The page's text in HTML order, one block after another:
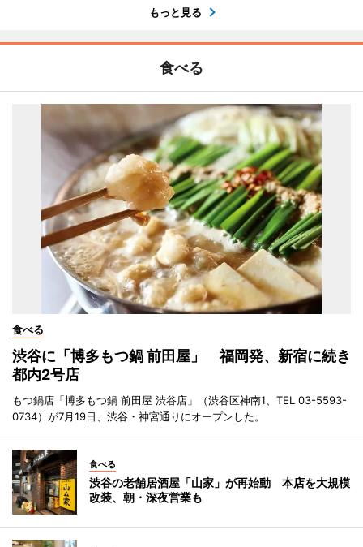
もっと見る
食べる
食べる
渋谷に「博多もつ鍋 前田屋」 福岡発、新宿に続き
都内2号店
もつ鍋店「博多もつ鍋 前田屋 渋谷店」（渋谷区神南1、TEL 03-5593-
0734）が7月19日、渋谷・神宮通りにオープンした。
食べる
渋谷の老舗居酒屋「山家」が再始動 本店を大規模
改装、朝・深夜営業も